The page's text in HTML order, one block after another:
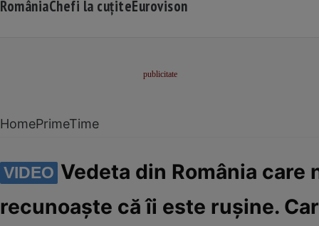
RomâniaChefi la cuțiteEurovison
HomePrimeTime
VIDEO Vedeta din România care
recunoaște că îi este rușine.